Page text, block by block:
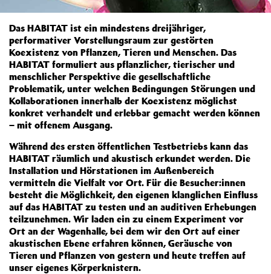
Das HABITAT ist ein mindestens dreijähriger,
performativer Vorstellungsraum zur gestörten
Koexistenz von Pflanzen, Tieren und Menschen. Das
HABITAT formuliert aus pflanzlicher, tierischer und
menschlicher Perspektive die gesellschaftliche
Problematik, unter welchen Bedingungen Störungen und
Kollaborationen innerhalb der Koexistenz möglichst
konkret verhandelt und erlebbar gemacht werden können
– mit offenem Ausgang.
Während des ersten öffentlichen Testbetriebs kann das
HABITAT räumlich und akustisch erkundet werden. Die
Installation und Hörstationen im Außenbereich
vermitteln die Vielfalt vor Ort. Für die Besucher:innen
besteht die Möglichkeit, den eigenen klanglichen Einfluss
auf das HABITAT zu testen und an auditiven Erhebungen
teilzunehmen. Wir laden ein zu einem Experiment vor
Ort an der Wagenhalle, bei dem wir den Ort auf einer
akustischen Ebene erfahren können, Geräusche von
Tieren und Pflanzen von gestern und heute treffen auf
unser eigenes Körperknistern.